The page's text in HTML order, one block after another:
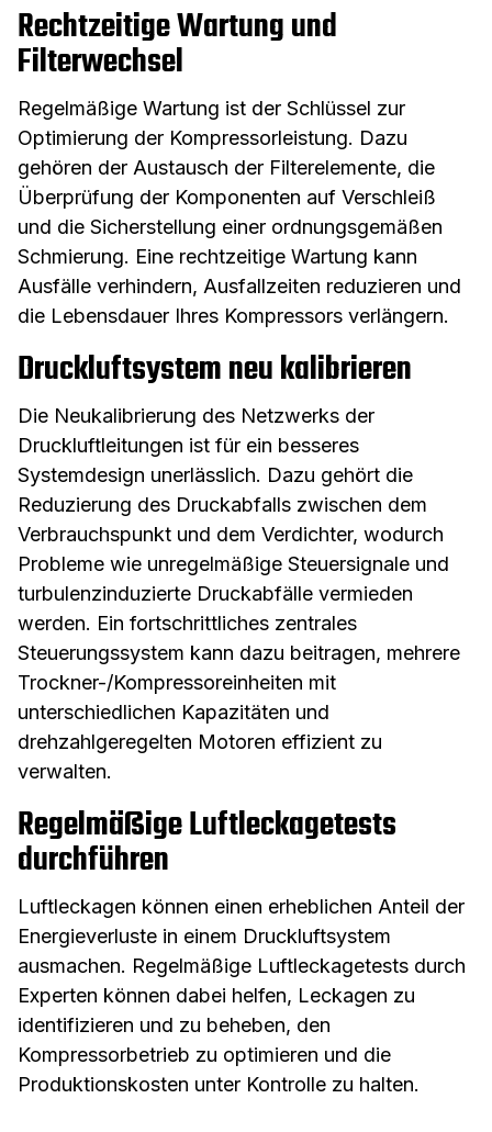
Rechtzeitige Wartung und
Filterwechsel
Regelmäßige Wartung ist der Schlüssel zur
Optimierung der Kompressorleistung. Dazu
gehören der Austausch der Filterelemente, die
Überprüfung der Komponenten auf Verschleiß
und die Sicherstellung einer ordnungsgemäßen
Schmierung. Eine rechtzeitige Wartung kann
Ausfälle verhindern, Ausfallzeiten reduzieren und
die Lebensdauer Ihres Kompressors verlängern.
Druckluftsystem neu kalibrieren
Die Neukalibrierung des Netzwerks der
Druckluftleitungen ist für ein besseres
Systemdesign unerlässlich. Dazu gehört die
Reduzierung des Druckabfalls zwischen dem
Verbrauchspunkt und dem Verdichter, wodurch
Probleme wie unregelmäßige Steuersignale und
turbulenzinduzierte Druckabfälle vermieden
werden. Ein fortschrittliches zentrales
Steuerungssystem kann dazu beitragen, mehrere
Trockner-/Kompressoreinheiten mit
unterschiedlichen Kapazitäten und
drehzahlgeregelten Motoren effizient zu
verwalten.
Regelmäßige Luftleckagetests
durchführen
Luftleckagen können einen erheblichen Anteil der
Energieverluste in einem Druckluftsystem
ausmachen. Regelmäßige Luftleckagetests durch
Experten können dabei helfen, Leckagen zu
identifizieren und zu beheben, den
Kompressorbetrieb zu optimieren und die
Produktionskosten unter Kontrolle zu halten.